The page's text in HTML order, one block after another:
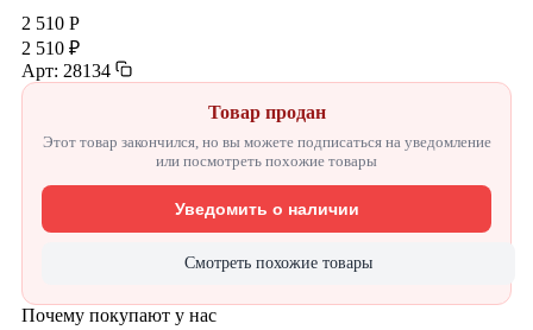
2 510 Р
2 510 ₽
Арт: 28134
Товар продан
Этот товар закончился, но вы можете подписаться на уведомление
или посмотреть похожие товары
Уведомить о наличии
Смотреть похожие товары
Почему покупают у нас